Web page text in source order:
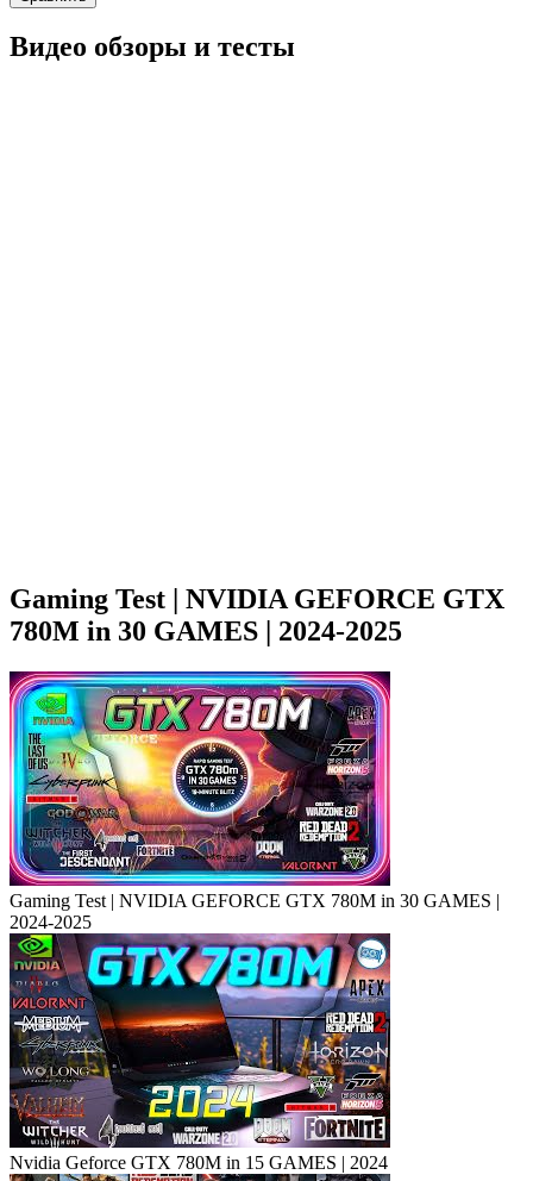
Видео обзоры и тесты
Gaming Test | NVIDIA GEFORCE GTX
780M in 30 GAMES | 2024-2025
Gaming Test | NVIDIA GEFORCE GTX 780M in 30 GAMES |
2024-2025
Nvidia Geforce GTX 780M in 15 GAMES | 2024